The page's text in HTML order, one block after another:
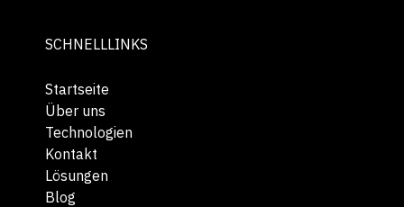
SCHNELLLINKS
Startseite
Über uns
Technologien
Kontakt
Lösungen
Blog